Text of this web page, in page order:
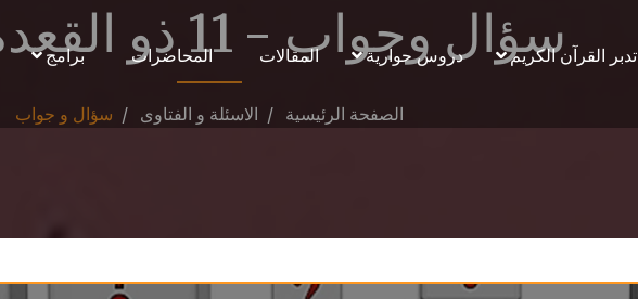
تدبر القرآن الكريم دروس حوارية المقالات المحاضرات برامج سؤال وجواب - 11 ذو القعدة 1446
الصفحة الرئيسية الاسئلة و الفتاوى سؤال و جواب